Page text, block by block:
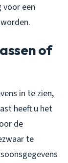
voor een
of
in te zien,
heeft u het
de
te